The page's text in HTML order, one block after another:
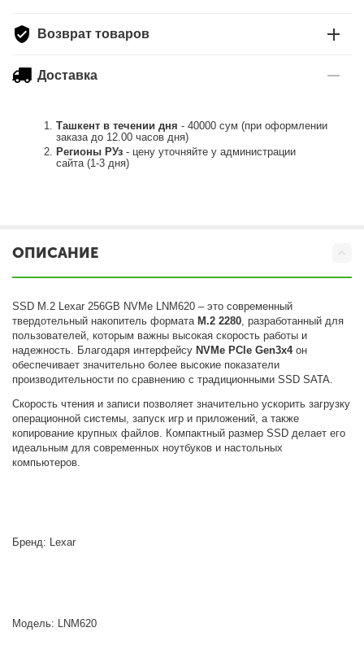
Возврат товаров
Доставка
Ташкент в течении дня - 40000 сум (при оформлении
заказа до 12.00 часов дня)
Регионы РУз - цену уточняйте у администрации
сайта (1-3 дня)
ОПИСАНИЕ
SSD M.2 Lexar 256GB NVMe LNM620 – это современный
твердотельный накопитель формата M.2 2280, разработанный для
пользователей, которым важны высокая скорость работы и
надежность. Благодаря интерфейсу NVMe PCIe Gen3x4он
обеспечивает значительно более высокие показатели
производительности по сравнению с традиционными SSD SATA.
Скорость чтения и записи позволяет значительно ускорить загрузку
операционной системы, запуск игр и приложений, а также
копирование крупных файлов. Компактный размер SSD делает его
идеальным для современных ноутбуков и настольных
компьютеров.
Бренд: Lexar
Модель: LNM620